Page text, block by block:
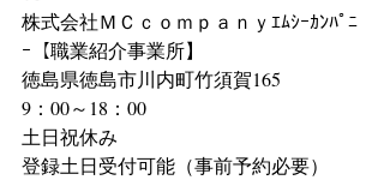
株式会社ＭＣｃｏｍｐａｎｙｴﾑｼｰｶﾝﾊﾟﾆ
ｰ【職業紹介事業所】
徳島県徳島市川内町竹須賀165
9：00～18：00
土日祝休み
登録土日受付可能（事前予約必要）